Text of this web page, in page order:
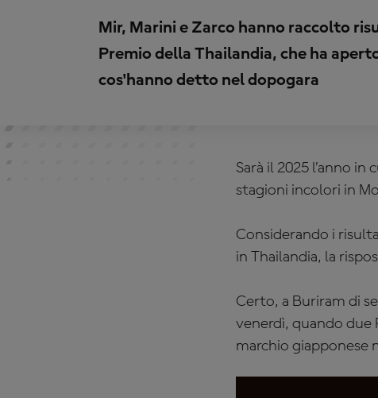
Mir, Marini e Zarco hanno raccolto
Premio della Thailandia, che ha
cos'hanno detto nel dopogara
Sarà il 2025 l’anno
stagioni incolori in
Considerando i
in Thailandia, la
Certo, a Buriram di
venerdì, quando due
marchio giapponese